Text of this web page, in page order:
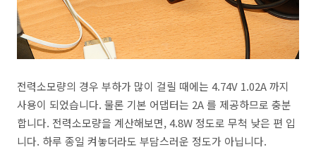
전력소모량의 경우 부하가 많이 걸릴 때에는 4.74V 1.02A 까지
사용이 되었습니다. 물론 기본 어댑터는 2A 를 제공하므로 충분
합니다. 전력소모량을 계산해보면, 4.8W 정도로 무척 낮은 편 입
니다. 하루 종일 켜놓더라도 부담스러운 정도가 아닙니다.